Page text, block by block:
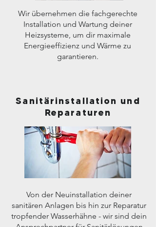
Wir übernehmen die fachgerechte
Installation und Wartung deiner
Heizsysteme, um dir maximale
Energieeffizienz und Wärme zu
garantieren.
Sanitärinstallation und
Reparaturen
Von der Neuinstallation deiner
sanitären Anlagen bis hin zur Reparatur
tropfender Wasserhähne - wir sind dein